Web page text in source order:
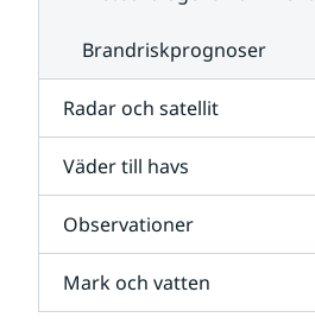
Brandriskprognoser
Radar och satellit
Väder till havs
Observationer
Mark och vatten